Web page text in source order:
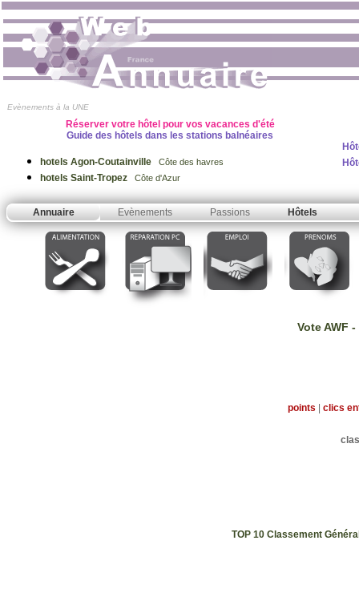
Evènements à la UNE
Réserver votre hôtel pour vos vacances d'été
Guide des hôtels dans les stations balnéaires
hotels Agon-Coutainville Côte des havres
hotels Saint-Tropez Côte d'Azur
Annuaire Evènements Passions Hôtels
Vote AWF-
points |clics
TOP 10 Classement